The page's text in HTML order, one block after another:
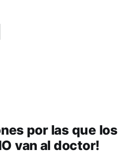
por las que los
van al doctor!